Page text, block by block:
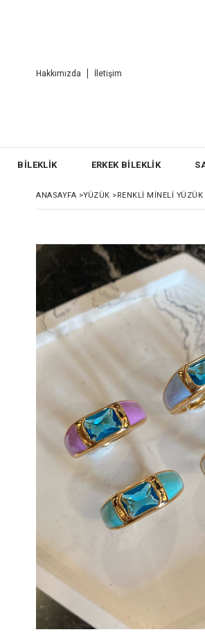
Hakkımızda İletişim
BİLEKLİK ERKEK BİLEKLİK
ANASAYFA >YÜZÜK >RENKLI MINELI YÜZÜK